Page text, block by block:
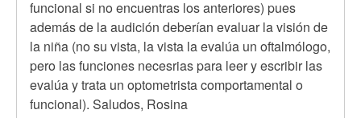
verificado)
funcional si no encuentras los anteriores) pues
además de la audición deberían evaluar la visión de
la niña (no su vista, la vista la evalúa un oftalmólogo,
pero las funciones necesrias para leer y escribir las
evalúa y trata un optometrista comportamental o
funcional). Saludos, Rosina